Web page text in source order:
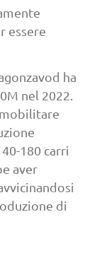
essere
ha
nel 2022.
180 carri
aver
di